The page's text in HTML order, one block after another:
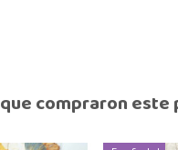
compraron